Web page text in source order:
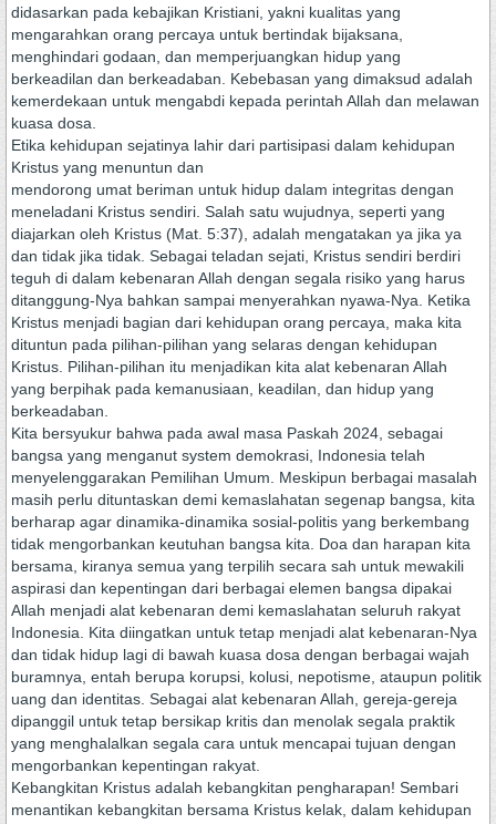
didasarkan pada kebajikan Kristiani, yakni kualitas yang
mengarahkan orang percaya untuk bertindak bijaksana,
menghindari godaan, dan memperjuangkan hidup yang
berkeadilan dan berkeadaban. Kebebasan yang dimaksud adalah
kemerdekaan untuk mengabdi kepada perintah Allah dan melawan
kuasa dosa.
Etika kehidupan sejatinya lahir dari partisipasi dalam kehidupan
Kristus yang menuntun dan
mendorong umat beriman untuk hidup dalam integritas dengan
meneladani Kristus sendiri. Salah satu wujudnya, seperti yang
diajarkan oleh Kristus (Mat. 5:37), adalah mengatakan ya jika ya
dan tidak jika tidak. Sebagai teladan sejati, Kristus sendiri berdiri
teguh di dalam kebenaran Allah dengan segala risiko yang harus
ditanggung-Nya bahkan sampai menyerahkan nyawa-Nya. Ketika
Kristus menjadi bagian dari kehidupan orang percaya, maka kita
dituntun pada pilihan-pilihan yang selaras dengan kehidupan
Kristus. Pilihan-pilihan itu menjadikan kita alat kebenaran Allah
yang berpihak pada kemanusiaan, keadilan, dan hidup yang
berkeadaban.
Kita bersyukur bahwa pada awal masa Paskah 2024, sebagai
bangsa yang menganut system demokrasi, Indonesia telah
menyelenggarakan Pemilihan Umum. Meskipun berbagai masalah
masih perlu dituntaskan demi kemaslahatan segenap bangsa, kita
berharap agar dinamika-dinamika sosial-politis yang berkembang
tidak mengorbankan keutuhan bangsa kita. Doa dan harapan kita
bersama, kiranya semua yang terpilih secara sah untuk mewakili
aspirasi dan kepentingan dari berbagai elemen bangsa dipakai
Allah menjadi alat kebenaran demi kemaslahatan seluruh rakyat
Indonesia. Kita diingatkan untuk tetap menjadi alat kebenaran-Nya
dan tidak hidup lagi di bawah kuasa dosa dengan berbagai wajah
buramnya, entah berupa korupsi, kolusi, nepotisme, ataupun politik
uang dan identitas. Sebagai alat kebenaran Allah, gereja-gereja
dipanggil untuk tetap bersikap kritis dan menolak segala praktik
yang menghalalkan segala cara untuk mencapai tujuan dengan
mengorbankan kepentingan rakyat.
Kebangkitan Kristus adalah kebangkitan pengharapan! Sembari
menantikan kebangkitan bersama Kristus kelak, dalam kehidupan